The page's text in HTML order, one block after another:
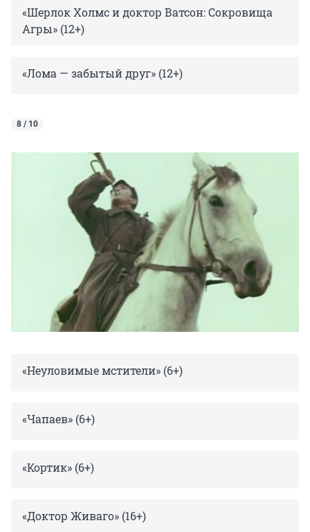
«Шерлок Холмс и доктор Ватсон: Сокровища
Агры» (12+)
«Лома — забытый друг» (12+)
8 / 10
«Неуловимые мстители» (6+)
«Чапаев» (6+)
«Кортик» (6+)
«Доктор Живаго» (16+)